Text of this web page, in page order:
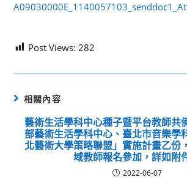
Post Views: 282
相關內容
藝術生活學科中心種子暨平台教師共
部藝術生活學科中心、臺北市音樂學
北藝術大學策略聯盟」實施計畫乙份
域教師報名參加，詳如附
2022-06-07